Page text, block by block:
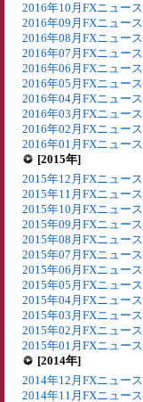
2016年10月FXニュース
2016年09月FXニュース
2016年08月FXニュース
2016年07月FXニュース
2016年06月FXニュース
2016年05月FXニュース
2016年04月FXニュース
2016年03月FXニュース
2016年02月FXニュース
2016年01月FXニュース
[2015年]
2015年12月FXニュース
2015年11月FXニュース
2015年10月FXニュース
2015年09月FXニュース
2015年08月FXニュース
2015年07月FXニュース
2015年06月FXニュース
2015年05月FXニュース
2015年04月FXニュース
2015年03月FXニュース
2015年02月FXニュース
2015年01月FXニュース
[2014年]
2014年12月FXニュース
2014年11月FXニュース